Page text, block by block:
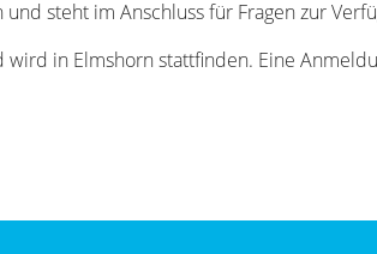
steht im Anschluss für Fragen zur
in Elmshorn stattfinden. Eine